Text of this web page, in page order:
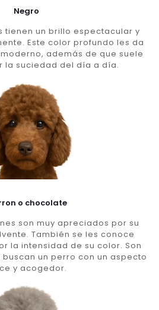
Negro
tienen un brillo espectacular y
Este color profundo les da
además de que suele
la suciedad del día a día.
o chocolate
son muy apreciados por su
También se les conoce
la intensidad de su color. Son
un perro con un aspecto
y acogedor.